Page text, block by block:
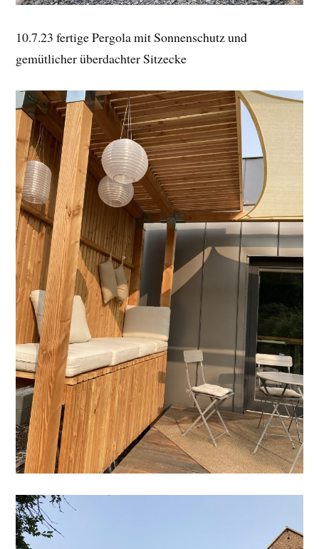
10.7.23 fertige Pergola mit Sonnenschutz und
gemütlicher überdachter Sitzecke